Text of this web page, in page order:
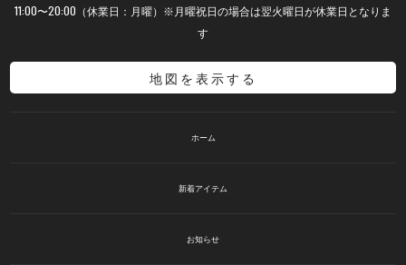
11:00〜20:00（休業日：月曜）※月曜祝日の場合は翌火曜日が休業日となりま
す
地図を表示する
ホーム
新着アイテム
お知らせ